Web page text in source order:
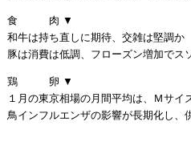
食 肉 ▼
和牛は持ち直しに期待、交雑は堅調か
豚は消費は低調、フローズン増加でス
鶏 卵 ▼
１月の東京相場の月間平均は、Ｍサイ
鳥インフルエンザの影響が長期化し、